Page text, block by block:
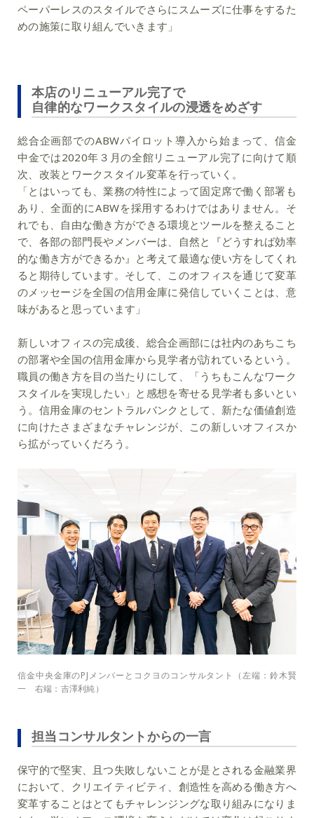
ペーパーレスのスタイルでさらにスムーズに仕事をするた
めの施策に取り組んでいきます」
本店のリニューアル完了で
自律的なワークスタイルの浸透をめざす
総合企画部でのABWパイロット導入から始まって、信金
中金では2020年３月の全館リニューアル完了に向けて順
次、改装とワークスタイル変革を行っていく。
「とはいっても、業務の特性によって固定席で働く部署も
あり、全面的にABWを採用するわけではありません。そ
れでも、自由な働き方ができる環境とツールを整えること
で、各部の部門長やメンバーは、自然と『どうすれば効率
的な働き方ができるか』と考えて最適な使い方をしてくれ
ると期待しています。そして、このオフィスを通じて変革
のメッセージを全国の信用金庫に発信していくことは、意
味があると思っています」
新しいオフィスの完成後、総合企画部には社内のあちこち
の部署や全国の信用金庫から見学者が訪れているという。
職員の働き方を目の当たりにして、「うちもこんなワーク
スタイルを実現したい」と感想を寄せる見学者も多いとい
う。信用金庫のセントラルバンクとして、新たな価値創造
に向けたさまざまなチャレンジが、この新しいオフィスか
ら拡がっていくだろう。
信金中央金庫のPJメンバーとコクヨのコンサルタント（左端：鈴木賢
一 右端：吉澤利純）
担当コンサルタントからの一言
保守的で堅実、且つ失敗しないことが是とされる金融業界
において、クリエイティビティ、創造性を高める働き方へ
変革することはとてもチャレンジングな取り組みになりま